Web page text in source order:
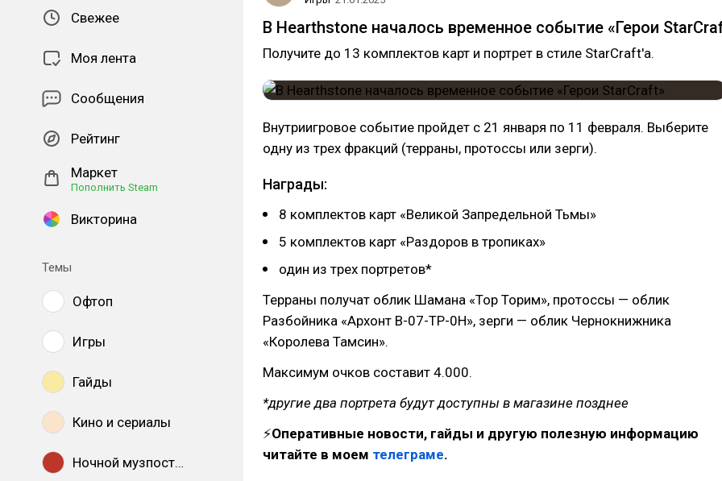
Свежее
Моя лента
Сообщения
Рейтинг
Маркет
Пополнить Steam
Викторина
Темы
Офтоп
Игры
Гайды
Кино и сериалы
Ночной музпостинг
В Hearthstone началось временное событие «Герои
Получите до 13 комплектов карт и портрет в стиле StarCraft'а.
Внутриигровое событие пройдет с 21 января по 11 февраля. Выберите
одну из трех фракций (терраны, протоссы или зерги).
Награды:
8 комплектов карт «Великой Запредельной Тьмы»
5 комплектов карт «Раздоров в тропиках»
один из трех портретов*
Терраны получат облик Шамана «Тор Торим», протоссы — облик
Разбойника «Архонт В-07-ТР-0Н», зерги — облик Чернокнижника
«Королева Тамсин».
Максимум очков составит 4.000.
*другие два портрета будут доступны в магазине позднее
⚡Оперативные новости, гайды и другую полезную информацию
читайте в моем телеграме.